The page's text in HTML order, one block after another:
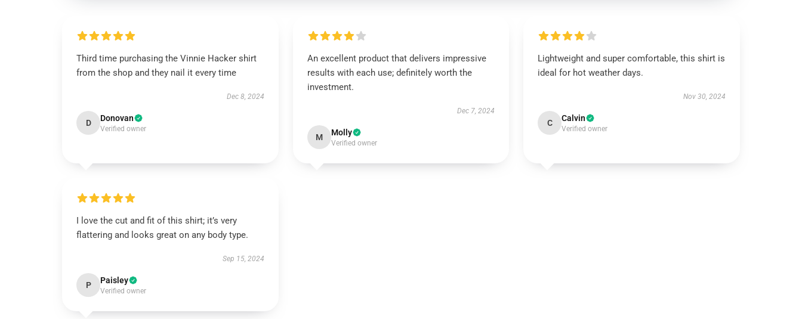
Third time purchasing the Vinnie Hacker shirt
from the shop and they nail it every time
Dec 8, 2024
D Donovan
Verified owner
An excellent product that delivers impressive
results with each use; definitely worth the
investment.
Dec 7, 2024
M Molly
Verified owner
Lightweight and super comfortable, this shirt is
ideal for hot weather days.
Nov 30, 2024
C Calvin
Verified owner
I love the cut and fit of this shirt; it’s very
flattering and looks great on any body type.
Sep 15, 2024
P Paisley
Verified owner